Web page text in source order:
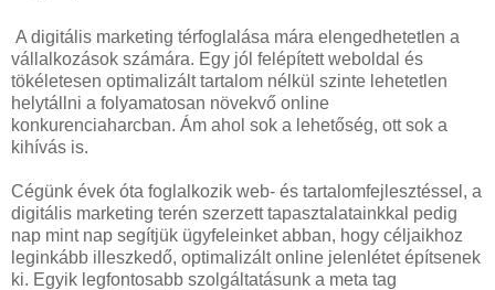
A digitális marketing térfoglalása mára elengedhetetlen a
vállalkozások számára. Egy jól felépített weboldal és
tökéletesen optimalizált tartalom nélkül szinte lehetetlen
helytállni a folyamatosan növekvő online
konkurenciaharcban. Ám ahol sok a lehetőség, ott sok a
kihívás is.
Cégünk évek óta foglalkozik web- és tartalomfejlesztéssel, a
digitális marketing terén szerzett tapasztalatainkkal pedig
nap mint nap segítjük ügyfeleinket abban, hogy céljaikhoz
leginkább illeszkedő, optimalizált online jelenlétet építsenek
ki. Egyik legfontosabb szolgáltatásunk a meta tag